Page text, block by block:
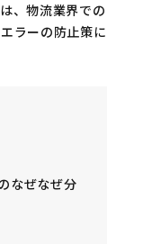
、物流業界での
ラーの防止策に
なぜなぜ分